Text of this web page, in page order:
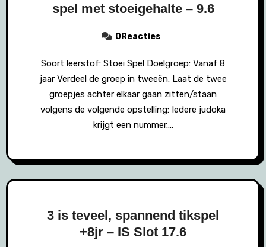
spel met stoeigehalte – 9.6
0Reacties
Soort leerstof: Stoei Spel Doelgroep: Vanaf 8
jaar Verdeel de groep in tweeën. Laat de twee
groepjes achter elkaar gaan zitten/staan
volgens de volgende opstelling: Iedere judoka
krijgt een nummer.…
3 is teveel, spannend tikspel
+8jr – IS Slot 17.6